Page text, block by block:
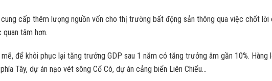
cấp thêm lượng nguồn vốn cho thị trường bất động sản thông qua việc chốt lời
tâm hơn.
để khôi phục lại tăng trưởng GDP sau 1 năm có tăng trưởng âm gần 10%.
Tây, dự án nạo vét sông Cổ Cò, dự án cảng biển Liên Chiểu…